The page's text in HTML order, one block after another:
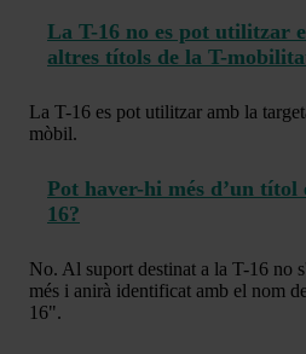
La T-16 no es pot utilitzar
altres títols de la T-
La T-16 es pot utilitzar amb la
mòbil.
Pot haver-hi més d’un títol
16?
No. Al suport destinat a la T-16 no
més i anirà identificat amb el nom
16".